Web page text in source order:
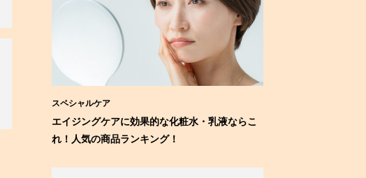
スペシャルケア
エイジングケアに効果的な化粧水・乳液ならこ
れ！人気の商品ランキング！